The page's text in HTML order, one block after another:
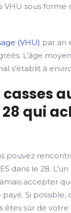
sous
(VHU) par an
L’âge
s’établit à
casses
28 qui
pouvez
dans le 28. L’un
accepter
Si possible,
êtes sûr de